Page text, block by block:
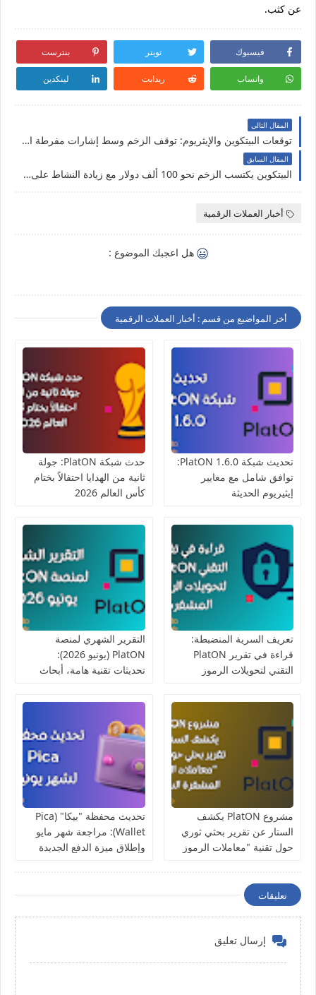
عن كثب.
فيسبوك تويتر بنترست
واتساب ريدايت لينكدين
المقال التالي
توقعات البيتكوين والإيثريوم: توقف الزخم وسط إشارات مفرطة الحرارة وتوقعات للتصحيح في المستقبل القريب
المقال السابق
البيتكوين يكتسب الزخم نحو 100 ألف دولار مع زيادة النشاط على الشبكة
أخبار العملات الرقمية
هل اعجبك الموضوع :
أخر المواضيع من قسم : أخبار العملات الرقمية
تحديث شبكة PlatON 1.6.0:
توافق شامل مع معايير
إيثيريوم الحديثة
حدث شبكة PlatON: جولة
ثانية من الهدايا احتفالاً بختام
كأس العالم 2026
تعريف السرية المنضبطة:
قراءة في تقرير PlatON
التقني لتحويلات الرموز
التقرير الشهري لمنصة
PlatON (يونيو 2026):
تحديثات تقنية هامة، أبحاث
مواكبة لكأس العالم
مشروع PlatON يكشف
الستار عن تقرير بحثي ثوري
حول تقنية "معاملات الرموز
تحديث محفظة "بيكا" (Pica
Wallet): مراجعة شهر مايو
وإطلاق ميزة الدفع الجديدة
تعليقات
إرسال تعليق